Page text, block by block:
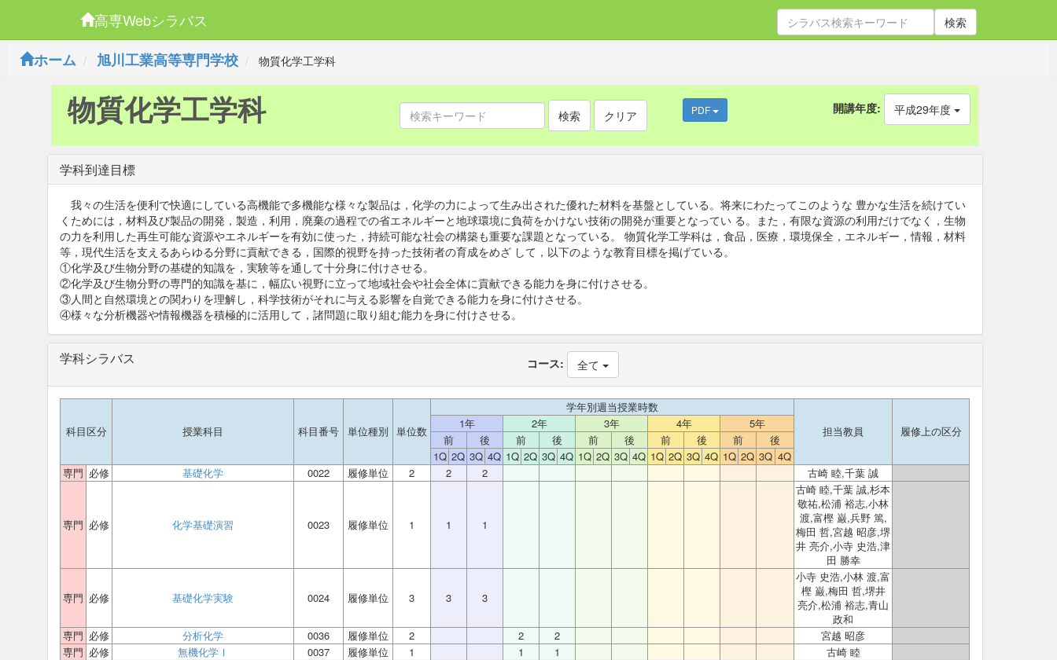
高専Webシラバス 検索
ホーム 旭川工業高等専門学校 物質化学工学科
物質化学工学科 検索 クリア PDF 開講年度: 平成29年度
学科到達目標
我々の生活を便利で快適にしている高機能で多機能な様々な製品は，化学の力によって生み出された優れた材料を基盤としている。将来にわたってこのような 豊かな生活を続けてい
くためには，材料及び製品の開発，製造，利用，廃棄の過程での省エネルギーと地球環境に負荷をかけない技術の開発が重要となってい る。また，有限な資源の利用だけでなく，生物
の力を利用した再生可能な資源やエネルギーを有効に使った，持続可能な社会の構築も重要な課題となっている。 物質化学工学科は，食品，医療，環境保全，エネルギー，情報，材料
等，現代生活を支えるあらゆる分野に貢献できる，国際的視野を持った技術者の育成をめざ して，以下のような教育目標を掲げている。
①化学及び生物分野の基礎的知識を，実験等を通して十分身に付けさせる。
②化学及び生物分野の専門的知識を基に，幅広い視野に立って地域社会や社会全体に貢献できる能力を身に付けさせる。
③人間と自然環境との関わりを理解し，科学技術がそれに与える影響を自覚できる能力を身に付けさせる。
④様々な分析機器や情報機器を積極的に活用して，諸問題に取り組む能力を身に付けさせる。
学科シラバス コース: 全て
科目区分 授業科目 科目番号 単位種別 単位数
学年別週当授業時数
担当教員
履修上の区分
1年 2年 3年 4年
5年
前
後 前 後 前 後 前 後 前
後
1Q 2Q 3Q 4Q 1Q 2Q 3Q 4Q 1Q 2Q 3Q 4Q 1Q 2Q 3Q 4Q 1Q 2Q 3Q 4Q
専門 必修 基礎化学 0022 履修単位 2 2 2 古崎 睦,千葉 誠
専門 必修 化学基礎演習 0023 履修単位 1 1 1
古崎 睦,千葉 誠,杉本
敬祐,松浦 裕志,小林
渡,富樫 巌,兵野 篤,
梅田 哲,宮越 昭彦,堺
井 亮介,小寺 史浩,津
田 勝幸
専門 必修 基礎化学実験 0024 履修単位 3 3 3
小寺 史浩,小林 渡,富
樫 巌,梅田 哲,堺井
亮介,松浦 裕志,青山
政和
専門 必修 分析化学 0036 履修単位 2 2 2
宮越 昭彦
専門 必修 無機化学Ⅰ 0037 履修単位 1 1 1
古崎 睦